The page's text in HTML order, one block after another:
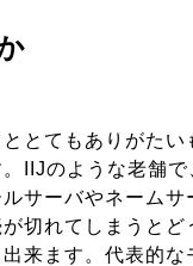
とてもありがた
IIJのような老舗
サーバやネーム
切れてしまうと
来ます。代表的な